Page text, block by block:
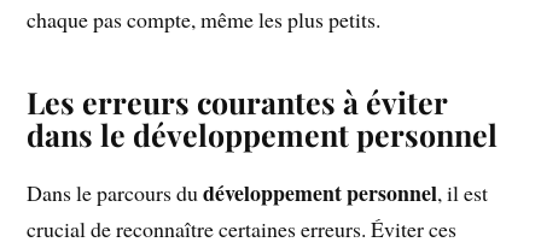
chaque pas compte, même les plus petits.
Les erreurs courantes à éviter
dans le développement personnel
Dans le parcours dudéveloppement personnel, il est
crucial de reconnaître certaines erreurs. Éviter ces